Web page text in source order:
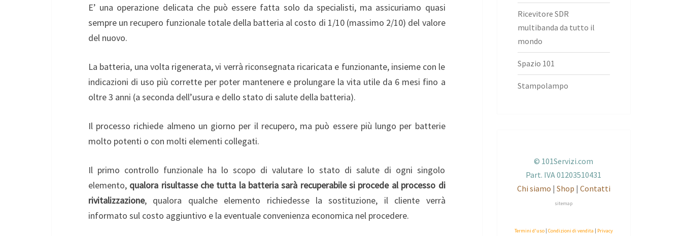
E’ una operazione delicata che può essere fatta solo da specialisti, ma assicuriamo quasi
sempre un recupero funzionale totale della batteria al costo di 1/10 (massimo 2/10) del valore
del nuovo.
La batteria, una volta rigenerata, vi verrà riconsegnata ricaricata e funzionante, insieme con le
indicazioni di uso più corrette per poter mantenere e prolungare la vita utile da 6 mesi fino a
oltre 3 anni (a seconda dell’usura e dello stato di salute della batteria).
Il processo richiede almeno un giorno per il recupero, ma può essere più lungo per batterie
molto potenti o con molti elementi collegati.
Il primo controllo funzionale ha lo scopo di valutare lo stato di salute di ogni singolo
elemento, qualora risultasse che tutta la batteria sarà recuperabile si procede al processo di
rivitalizzazione, qualora qualche elemento richiedesse la sostituzione, il cliente verrà
informato sul costo aggiuntivo e la eventuale convenienza economica nel procedere.
Ricevitore SDR
multibanda da tutto il
mondo
Spazio 101
Stampolampo
© 101Servizi.com
Part. IVA 01203510431
Chi siamo | Shop | Contatti
sitemap
Termini d'uso| Condizioni di vendita | Privacy